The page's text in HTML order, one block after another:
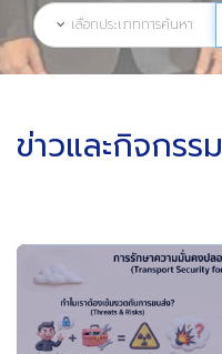
เลือกประเภทการค้นหา
ข่าวและกิจกรรม